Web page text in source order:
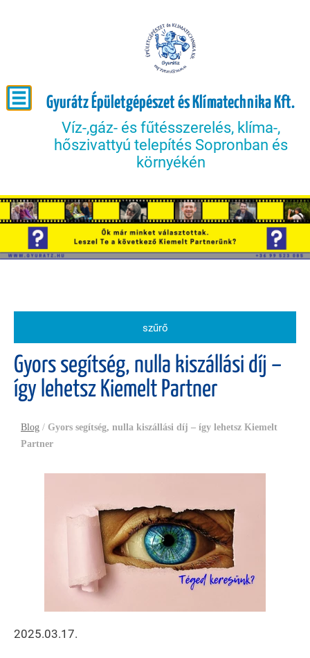
Gyurátz Épületgépészet és Klímatechnika Kft.
Víz-,gáz- és fűtésszerelés, klíma-,
hőszivattyú telepítés Sopronban és
környékén
szűrő
Gyors segítség, nulla kiszállási díj –
így lehetsz Kiemelt Partner
Blog / Gyors segítség, nulla kiszállási díj – így lehetsz Kiemelt
Partner
2025.03.17.